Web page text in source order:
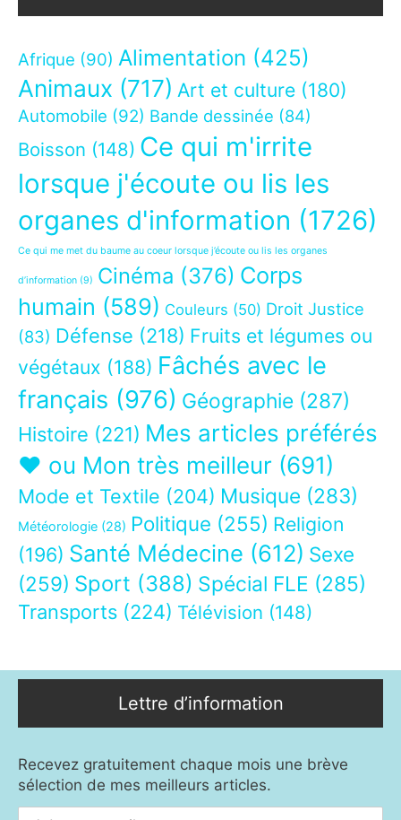
Afrique (90) Alimentation (425)
Animaux (717) Art et culture (180)
Automobile (92) Bande dessinée (84)
Boisson (148) Ce qui m'irrite
lorsque j'écoute ou lis les
organes d'information (1726)
Ce qui me met du baume au coeur lorsque j’écoute ou lis les organes
d’information (9) Cinéma (376) Corps
humain (589) Couleurs (50) Droit Justice
(83) Défense (218) Fruits et légumes ou
végétaux (188) Fâchés avec le
français (976) Géographie (287)
Histoire (221) Mes articles préférés
❤ ou Mon très meilleur (691)
Mode et Textile (204) Musique (283)
Météorologie (28) Politique (255) Religion
(196) Santé Médecine (612) Sexe
(259) Sport (388) Spécial FLE (285)
Transports (224) Télévision (148)
Lettre d’information
Recevez gratuitement chaque mois une brève
sélection de mes meilleurs articles.